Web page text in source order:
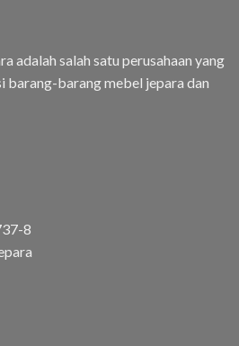
adalah salah satu perusahaan yang
barang-barang mebel jepara dan
8